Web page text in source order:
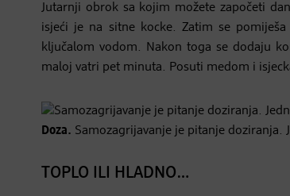
Jutarnji obrok sa kojim možete započeti
isjeći je na sitne kocke. Zatim se
ključalom vodom. Nakon toga se dodaju
maloj vatri pet minuta. Posuti medom i
Doza. Samozagrijavanje je pitanje doziranja.
TOPLO ILI HLADNO…